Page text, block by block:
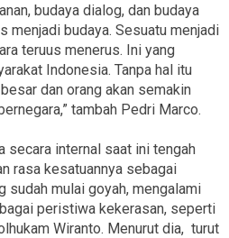
budaya dialog, dan budaya
menjadi budaya. Sesuatu menjadi
teruus menerus. Ini yang
Indonesia. Tanpa hal itu
dan orang akan semakin
tambah Pedri Marco.
secara internal saat ini tengah
rasa kesatuannya sebagai
sudah mulai goyah, mengalami
peristiwa kekerasan, seperti
Wiranto. Menurut dia, turut